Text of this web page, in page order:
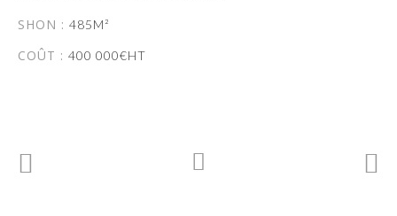
SHON : 485M²
COÛT : 400 000€HT